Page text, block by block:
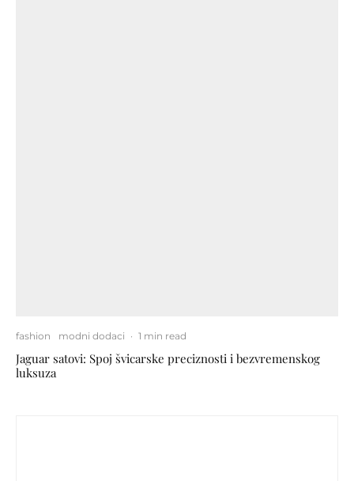
fashion modni dodaci · 1 min read
Jaguar satovi: Spoj švicarske preciznosti i bezvremenskog
luksuza